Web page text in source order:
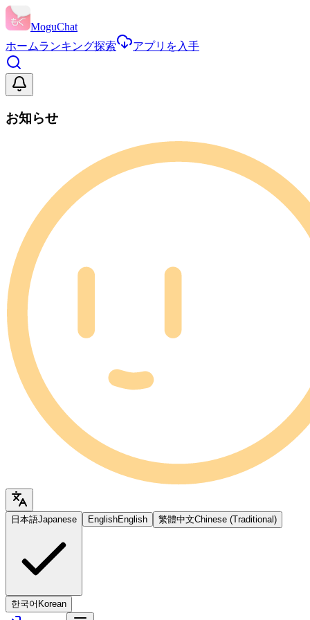
MoguChat
ホームランキング探索 アプリを入手
お知らせ
日本語Japanese EnglishEnglish 繁體中文Chinese (Traditional)
한국어 Korean